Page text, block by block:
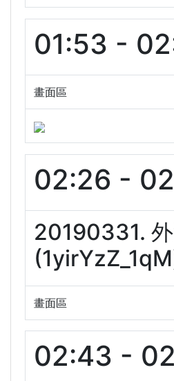
01:53 -
畫面區
02:26 -
20190331.
畫面區
02:43 -